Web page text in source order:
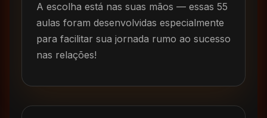
A escolha está nas suas mãos — essas 55
aulas foram desenvolvidas especialmente
para facilitar sua jornada rumo ao sucesso
nas relações!